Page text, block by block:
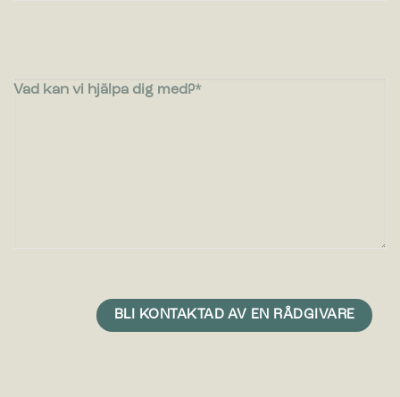
Vad kan vi hjälpa dig med?